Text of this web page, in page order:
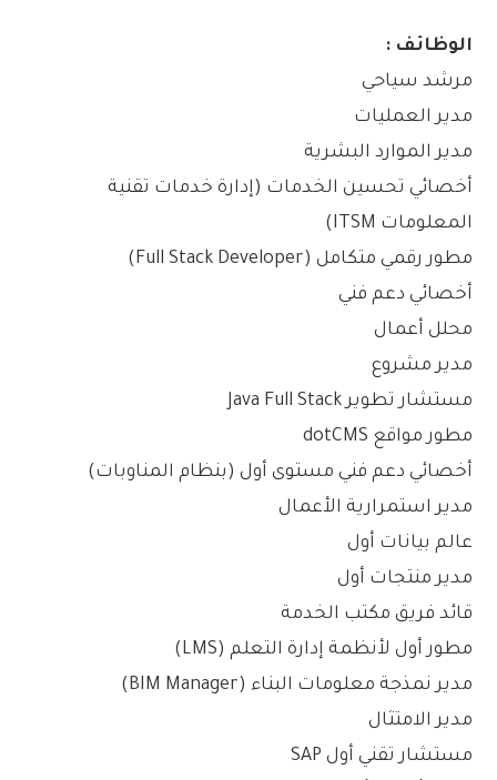
الوظائف :
مرشد سياحي
مدير العمليات
مدير الموارد البشرية
أخصائي تحسين الخدمات (إدارة خدمات تقنية
المعلومات ITSM)
مطور رقمي متكامل (Full Stack Developer)
أخصائي دعم فني
محلل أعمال
مدير مشروع
مستشار تطوير Java Full Stack
مطور مواقع dotCMS
أخصائي دعم فني مستوى أول (بنظام المناوبات)
مدير استمرارية الأعمال
عالم بيانات أول
مدير منتجات أول
قائد فريق مكتب الخدمة
مطور أول لأنظمة إدارة التعلم (LMS)
مدير نمذجة معلومات البناء (BIM Manager)
مدير الامتثال
مستشار تقني أول SAP